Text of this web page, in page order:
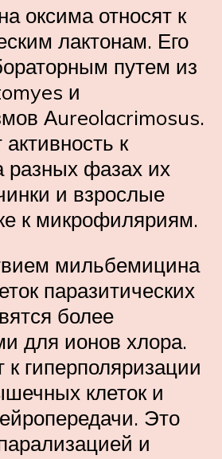
оксима относят к
лактонам. Его
путем из
и
Аureolacrimosus.
к
разных фазах их
и взрослые
к микрофиляриям.
мильбемицина
паразитических
более
для ионов хлора.
гиперполяризации
клеток и
Это
и